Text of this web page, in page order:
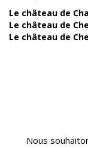
Le château de
Le château de
Le château de
Nous